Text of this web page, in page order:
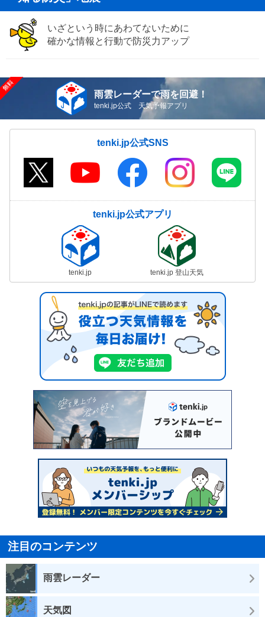
いざという時にあわてないために
確かな情報と行動で防災力アップ
雨雲レーダーで雨を回避！
tenki.jp公式 天気予報アプリ
tenki.jp公式SNS
tenki.jp公式アプリ
tenki.jp tenki.jp 登山天気
注目のコンテンツ
雨雲レーダー
天気図